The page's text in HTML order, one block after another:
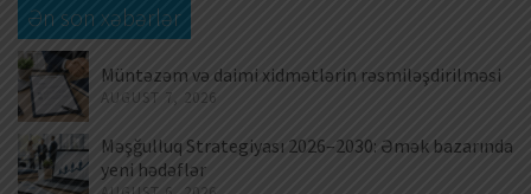
Ən son xəbərlər
Müntəzəm və daimi xidmətlərin rəsmiləşdirilməsi
AUGUST 7, 2026
Məşğulluq Strategiyası 2026–2030: Əmək bazarında
yeni hədəflər